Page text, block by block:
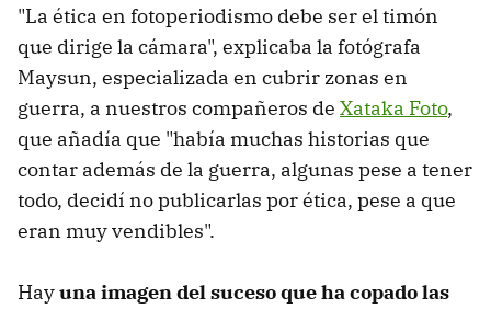
"La ética en fotoperiodismo debe ser el timón
que dirige la cámara", explicaba la fotógrafa
Maysun, especializada en cubrir zonas en
guerra, a nuestros compañeros de Xataka Foto,
que añadía que "había muchas historias que
contar además de la guerra, algunas pese a tener
todo, decidí no publicarlas por ética, pese a que
eran muy vendibles".
Hayuna imagen del suceso que ha copado las